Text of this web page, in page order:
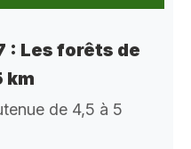
: Les forêts de
km
de 4,5 à 5